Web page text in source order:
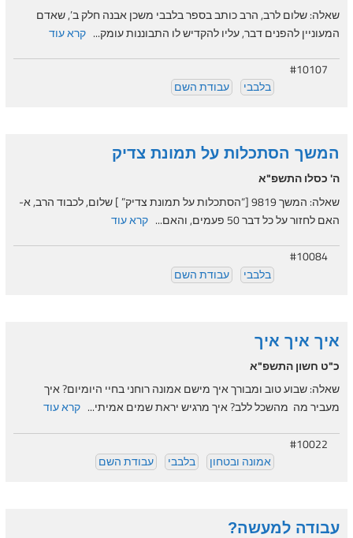
שאלה: שלום לרב, הרב כותב בספר בלבבי משכן אבנה חלק ב’, שאדם
המעוניין להפנים דבר, עליו להקדיש לו התבוננות עומק... קרא עוד
#10107
בלבבי
עבודת השם
המשך הסתכלות על תמונת צדיק
ה' כסלו התשפ"א
שאלה: המשך 9819 [“הסתכלות על תמונת צדיק” ] שלום, לכבוד הרב, א-
האם לחזור על כל דבר 50 פעמים, והאם...
קרא עוד
#10084
בלבבי
עבודת השם
איך איך איך
כ"ט חשון התשפ"א
שאלה: שבוע טוב ומבורך איך מישם אמונה רוחני בחיי היומיום? איך
מעביר מה מהשכל ללב? איך מרגיש יראת שמים אמיתי... קרא עוד
#10022
אמונה ובטחון
בלבבי עבודת השם
עבודה למעשה?